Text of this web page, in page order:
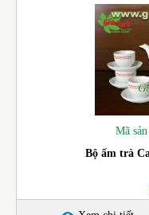
Mã
Bộ ấm trà